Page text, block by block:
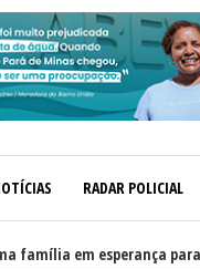
RADAR POLICIAL
em esperança para